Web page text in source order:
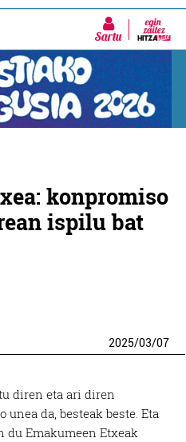
Sartu
konpromiso
ispilu bat
2025/03/07
diren eta ari diren
da, besteak beste. Eta
du Emakumeen Etxeak